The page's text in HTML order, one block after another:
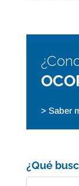
> Saber
¿Qué